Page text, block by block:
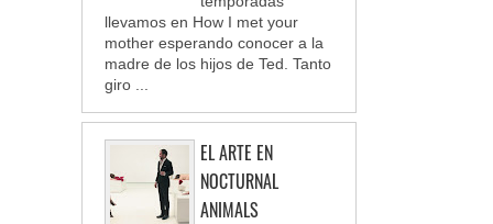
llevamos en How I met your
mother esperando conocer a la
madre de los hijos de Ted. Tanto
giro ...
EL ARTE EN
NOCTURNAL
ANIMALS